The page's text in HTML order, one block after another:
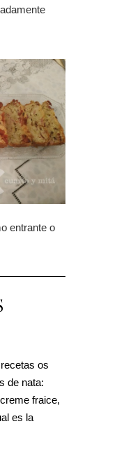
entrante o
os
de nata:
fraice,
es la